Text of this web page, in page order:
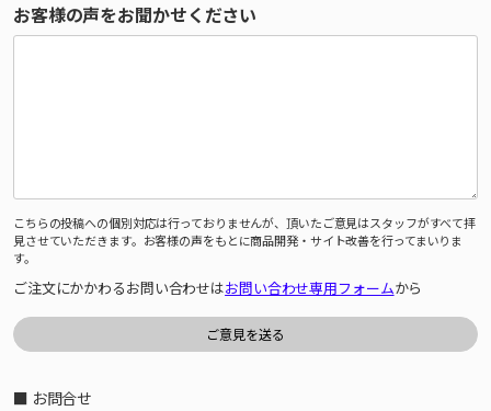
お客様の声をお聞かせください
こちらの投稿への個別対応は行っておりませんが、頂いたご意見はスタッフがすべて拝
見させていただきます。お客様の声をもとに商品開発・サイト改善を行ってまいりま
す。
ご注文にかかわるお問い合わせはお問い合わせ専用フォームから
■ お問合せ